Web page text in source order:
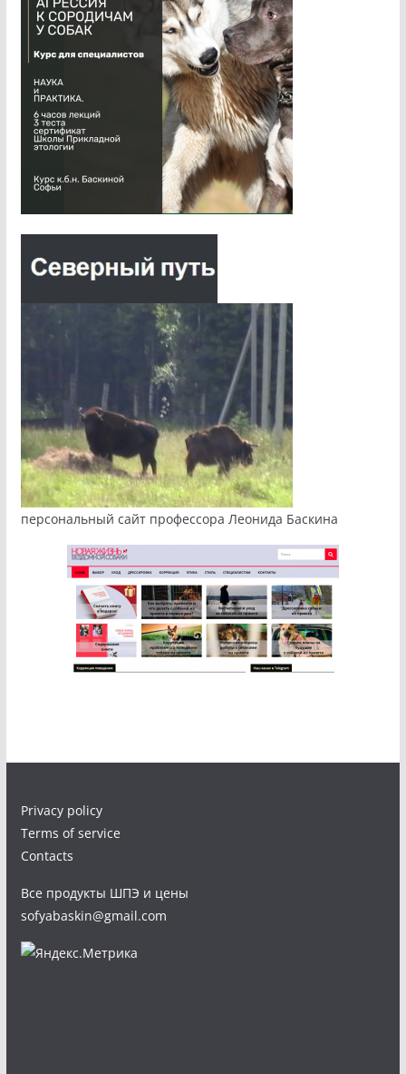
персональный сайт профессора Леонида Баскина
Privacy policy
Terms of service
Contacts
Все продукты ШПЭ и цены
sofyabaskin@gmail.com